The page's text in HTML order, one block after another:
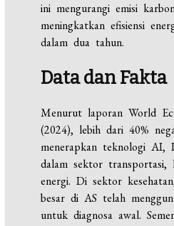
ini mengurangi emisi
meningkatkan efisiensi
dalam dua tahun.
Data dan Fakta
Menurut laporan World
(2024), lebih dari 40%
menerapkan teknologi AI,
dalam sektor transportasi,
energi. Di sektor
besar di AS telah
untuk diagnosa awal.